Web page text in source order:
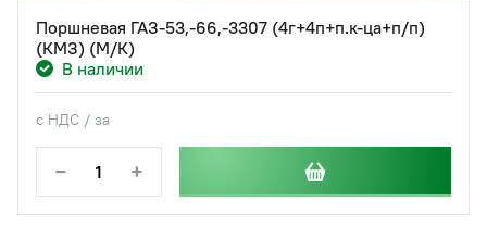
Поршневая ГАЗ-53,-66,-3307 (4г+4п+п.к-ца+п/п)
(КМЗ) (М/К)
В наличии
с НДС / за
− +